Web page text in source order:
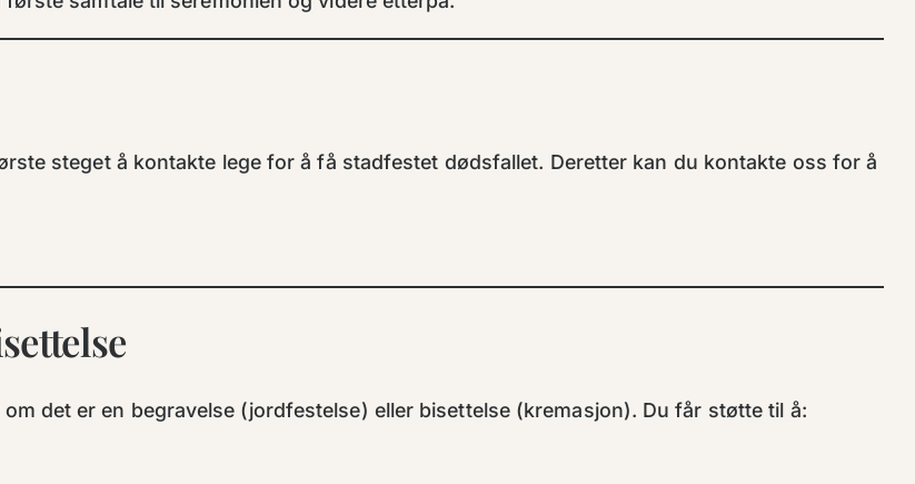
steget å kontakte lege for å få stadfestet dødsfallet. Deretter kan du kontakte oss for å
det er en begravelse (jordfestelse) eller bisettelse (kremasjon). Du får støtte til å: